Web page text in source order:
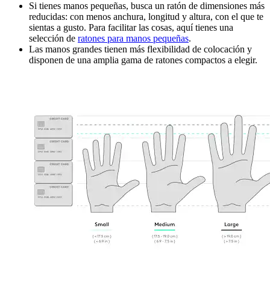
Si tienes manos pequeñas, busca un ratón de dimensiones más
reducidas: con menos anchura, longitud y altura, con el que te
sientas a gusto. Para facilitar las cosas, aquí tienes una
selección de ratones para manos pequeñas.
Las manos grandes tienen más flexibilidad de colocación y
disponen de una amplia gama de ratones compactos a elegir.